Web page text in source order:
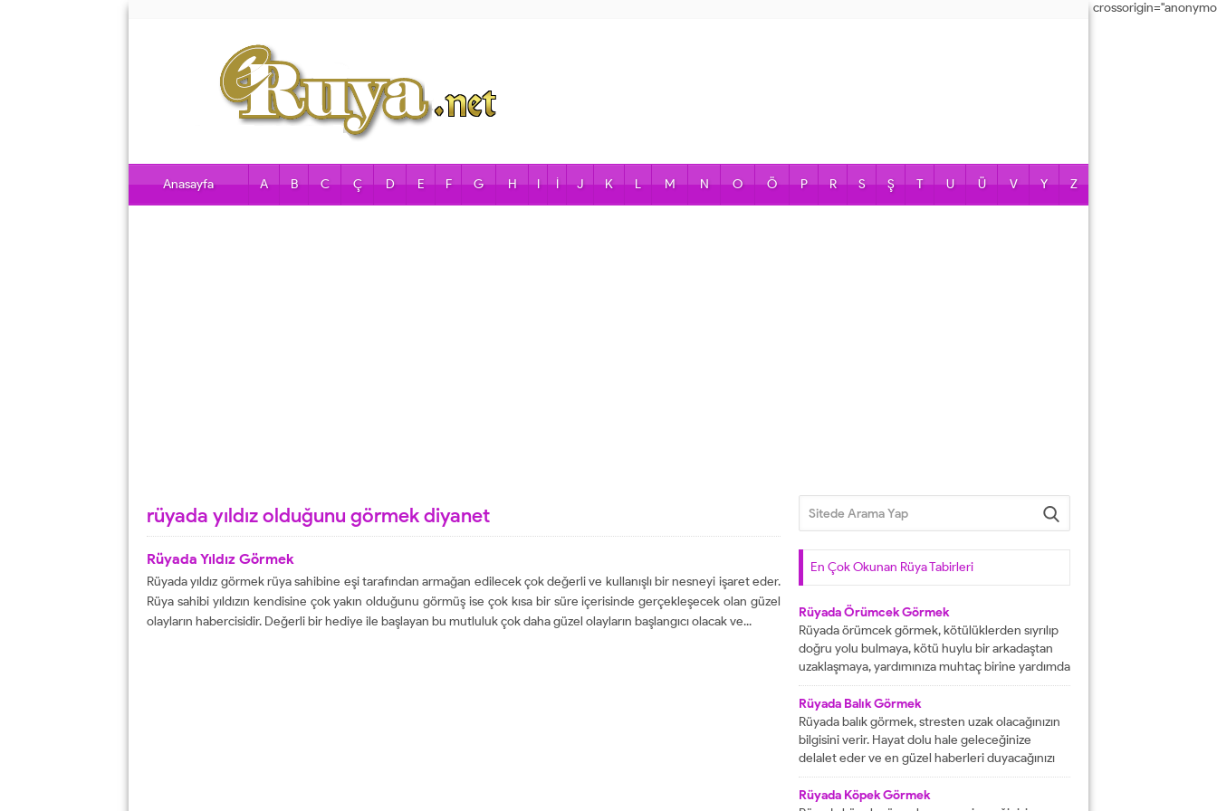
Anasayfa A B C Ç D E F G H I İ J K L M N O Ö P R S Ş T U Ü V Y Z
rüyada yıldız olduğunu görmek diyanet
Rüyada Yıldız Görmek
Rüyada yıldız görmek rüya sahibine eşi tarafından armağan edilecek çok değerli ve kullanışlı bir nesneyi işaret eder.
Rüya sahibi yıldızın kendisine çok yakın olduğunu görmüş ise çok kısa bir süre içerisinde gerçekleşecek olan güzel
olayların habercisidir. Değerli bir hediye ile başlayan bu mutluluk çok daha güzel olayların başlangıcı olacak ve...
En Çok Okunan Rüya Tabirleri
Rüyada Örümcek Görmek
Rüyada örümcek görmek, kötülüklerden sıyrılıp
doğru yolu bulmaya, kötü huylu bir arkadaştan
uzaklaşmaya, yardımınıza muhtaç birine yardımda
bulunmaya işarettir. Rüyada örümcekler görmek
yani çok sayıda örümcekler görülmesi kısa
zamanda haneye gelecek bolluk ve berekete,
aile içinden birine gelecek paraya tabir edilir.
Rüyada evde örümcek görmek, düşmanı
tarafından kötülüğe uğramaya, sıkıntılar içine...
Rüyada Balık Görmek
Rüyada balık görmek, stresten uzak olacağınızın
bilgisini verir. Hayat dolu hale geleceğinize
delalet eder ve en güzel haberleri duyacağınızı
göstermektedir. Büyük bir mutluluğa
ulaşacağınıza delalet eder ve kısmetlerinizin
Rüyada Köpek Görmek